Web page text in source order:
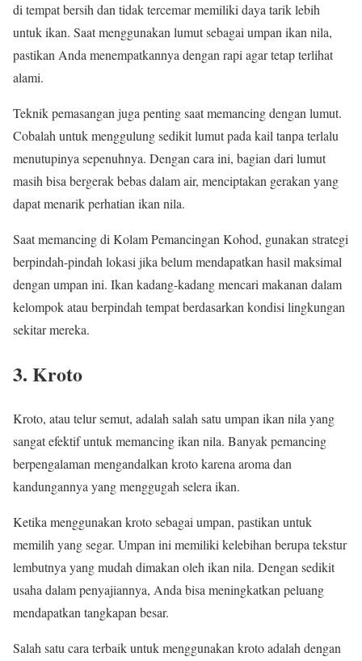
di tempat bersih dan tidak tercemar memiliki daya tarik lebih
untuk ikan. Saat menggunakan lumut sebagai umpan ikan nila,
pastikan Anda menempatkannya dengan rapi agar tetap terlihat
alami.
Teknik pemasangan juga penting saat memancing dengan lumut.
Cobalah untuk menggulung sedikit lumut pada kail tanpa terlalu
menutupinya sepenuhnya. Dengan cara ini, bagian dari lumut
masih bisa bergerak bebas dalam air, menciptakan gerakan yang
dapat menarik perhatian ikan nila.
Saat memancing di Kolam Pemancingan Kohod, gunakan strategi
berpindah-pindah lokasi jika belum mendapatkan hasil maksimal
dengan umpan ini. Ikan kadang-kadang mencari makanan dalam
kelompok atau berpindah tempat berdasarkan kondisi lingkungan
sekitar mereka.
3. Kroto
Kroto, atau telur semut, adalah salah satu umpan ikan nila yang
sangat efektif untuk memancing ikan nila. Banyak pemancing
berpengalaman mengandalkan kroto karena aroma dan
kandungannya yang menggugah selera ikan.
Ketika menggunakan kroto sebagai umpan, pastikan untuk
memilih yang segar. Umpan ini memiliki kelebihan berupa tekstur
lembutnya yang mudah dimakan oleh ikan nila. Dengan sedikit
usaha dalam penyajiannya, Anda bisa meningkatkan peluang
mendapatkan tangkapan besar.
Salah satu cara terbaik untuk menggunakan kroto adalah dengan